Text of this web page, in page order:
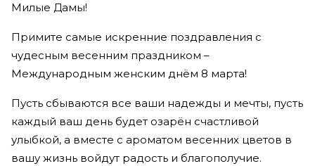
Милые Дамы!
Примите самые искренние поздравления с
чудесным весенним праздником –
Международным женским днём 8 марта!
Пусть сбываются все ваши надежды и мечты, пусть
каждый ваш день будет озарён счастливой
улыбкой, а вместе с ароматом весенних цветов в
вашу жизнь войдут радость и благополучие.